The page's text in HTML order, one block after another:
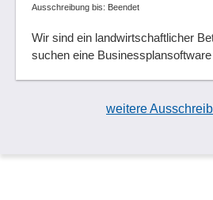
Ausschreibung bis: Beendet
Wir sind ein landwirtschaftlicher
suchen eine
weitere